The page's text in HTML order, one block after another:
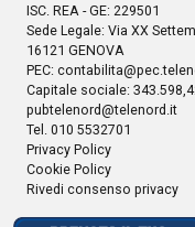
ISC. REA - GE: 229501
Sede Legale: Via XX
16121 GENOVA
PEC:
Capitale sociale:
pubtelenord@telenord.it
Tel. 010 5532701
Privacy Policy
Cookie Policy
Rivedi consenso privacy